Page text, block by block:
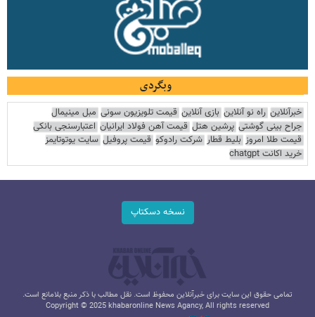
وبگردی
خبرآنلاین راه نو آنلاین بازی آنلاین قیمت تلویزیون سونی مبل مینیمال
جراح بینی گوشتی پرشین هتل قیمت آهن فولاد ایرانیان اعتبارسنجی بانکی
قیمت طلا امروز بلیط قطار شرکت رادوکو قیمت پروفیل سایت یوتوتایمز
خرید اکانت chatgpt
نسخه دسکتاپ
تمامی حقوق این سایت برای خبرآنلاین محفوظ است. نقل مطالب با ذکر منبع بلامانع است.
Copyright © 2025 khabaronline News Agancy, All rights reserved